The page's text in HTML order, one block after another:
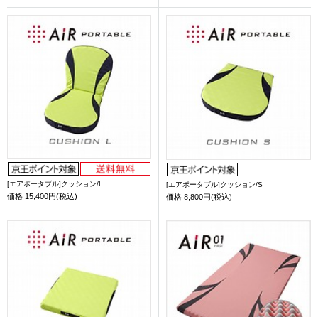
[エアポータブル]クッション/L
価格 15,400円(税込)
[エアポータブル]クッション/S
価格 8,800円(税込)